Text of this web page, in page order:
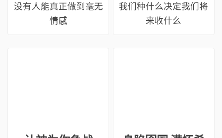
没有⼈能真正做到毫⽆
情感
我们种什么决定我们将
来收什么